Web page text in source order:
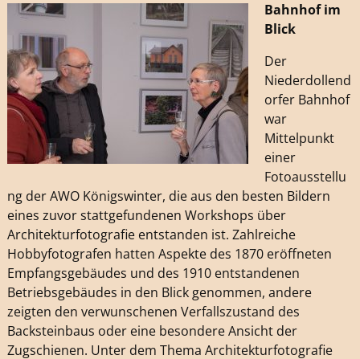
Bahnhof im
Blick
Der
Niederdollend
orfer Bahnhof
war
Mittelpunkt
einer
Fotoausstellu
ng der AWO Königswinter, die aus den besten Bildern
eines zuvor stattgefundenen Workshops über
Architekturfotografie entstanden ist. Zahlreiche
Hobbyfotografen hatten Aspekte des 1870 eröffneten
Empfangsgebäudes und des 1910 entstandenen
Betriebsgebäudes in den Blick genommen, andere
zeigten den verwunschenen Verfallszustand des
Backsteinbaus oder eine besondere Ansicht der
Zugschienen. Unter dem Thema Architekturfotografie